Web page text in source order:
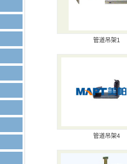
管道吊架1
管道吊架4